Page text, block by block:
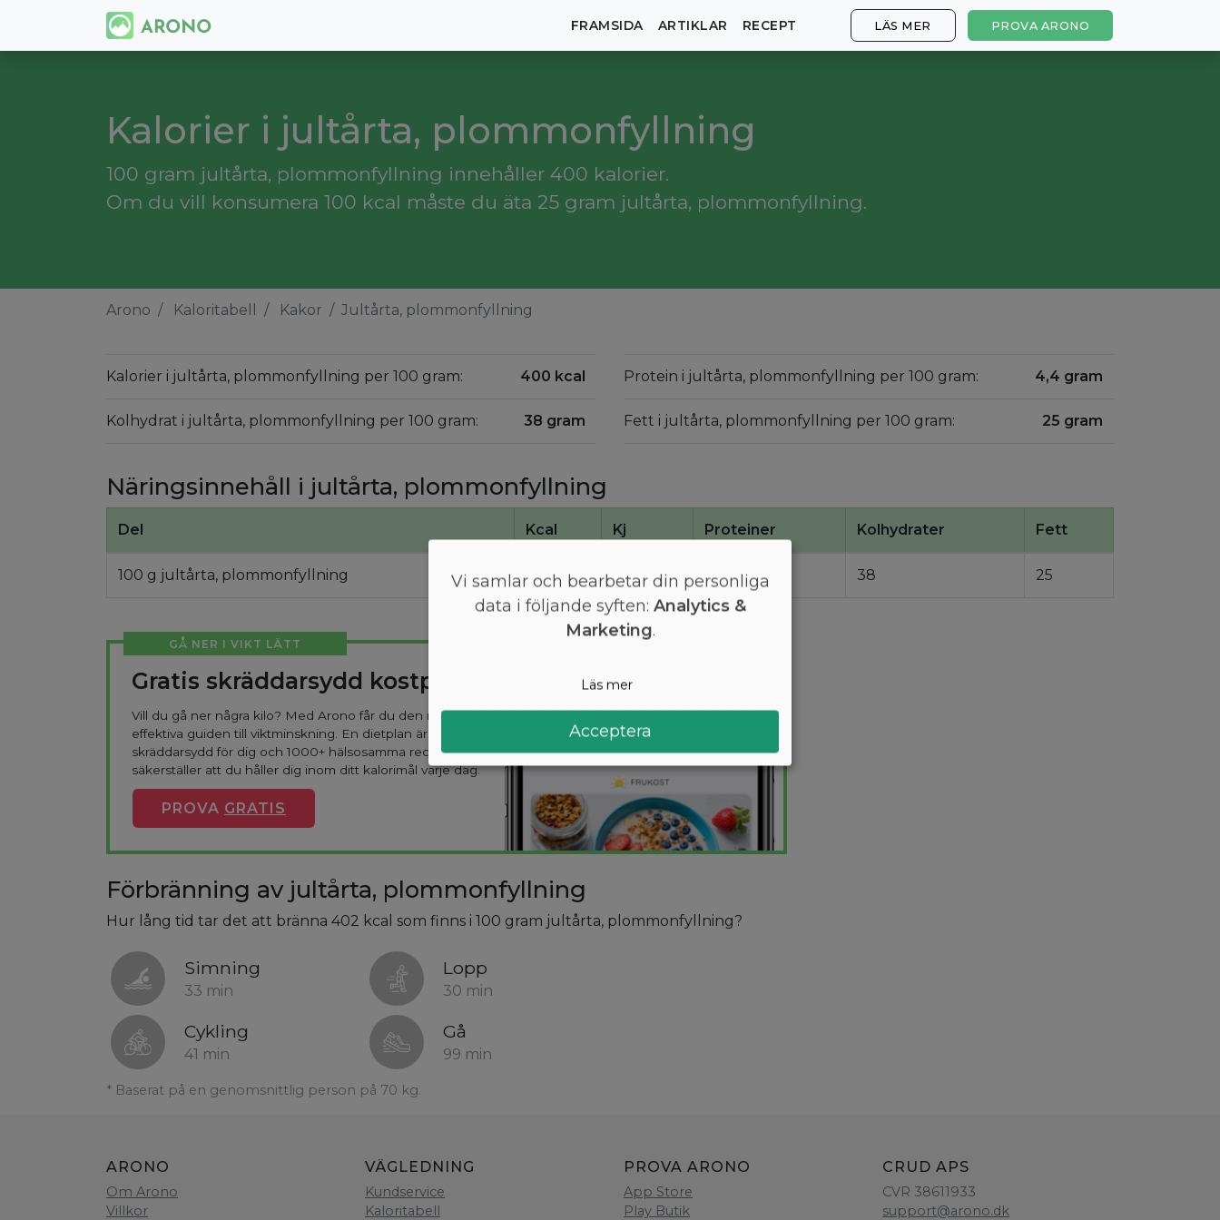
FRAMSIDA ARTIKLAR RECEPT LÄS MER PROVA ARONO
Kalorier i jultårta, plommonfyllning
100 gram jultårta, plommonfyllning innehåller 400 kalorier.
Om du vill konsumera 100 kcal måste du äta 25 gram jultårta, plommonfyllning.
Arono Kaloritabell Kakor Jultårta, plommonfyllning
Kalorier i jultårta, plommonfyllning per 100 gram: 400 kcal
Kolhydrat i jultårta, plommonfyllning per 100 gram: 38 gram
Protein i jultårta, plommonfyllning per 100 gram: 4,4 gram
Fett i jultårta, plommonfyllning per 100 gram: 25 gram
Näringsinnehåll i jultårta, plommonfyllning
Del Kcal Kj Proteiner Kolhydrater Fett
100 g jultårta, plommonfyllning 400 1700 4,4 38 25
GÅ NER I VIKT LÄTT
Gratis skräddarsydd kostplan
Vill du gå ner några kilo? Med Arono får du den mest
effektiva guiden till viktminskning. En dietplan är
skräddarsydd för dig och 1000+ hälsosamma recept
säkerställer att du håller dig inom ditt kalorimål varje dag.
PROVA GRATIS
Förbränning av jultårta, plommonfyllning
Hur lång tid tar det att bränna 402 kcal som finns i 100 gram jultårta, plommonfyllning?
Simning
33 min
Lopp
30 min
Cykling
41 min
Gå
99 min
* Baserat på en genomsnittlig person på 70 kg.
ARONO
Om Arono
Villkor
VÄGLEDNING
Kundservice
Kaloritabell
PROVA ARONO
App Store
Play Butik
CRUD APS
CVR 38611933
support@arono.dk
Vi samlar och bearbetar din personliga
data i följande syften: Analytics &
Marketing.
Läs mer
Acceptera